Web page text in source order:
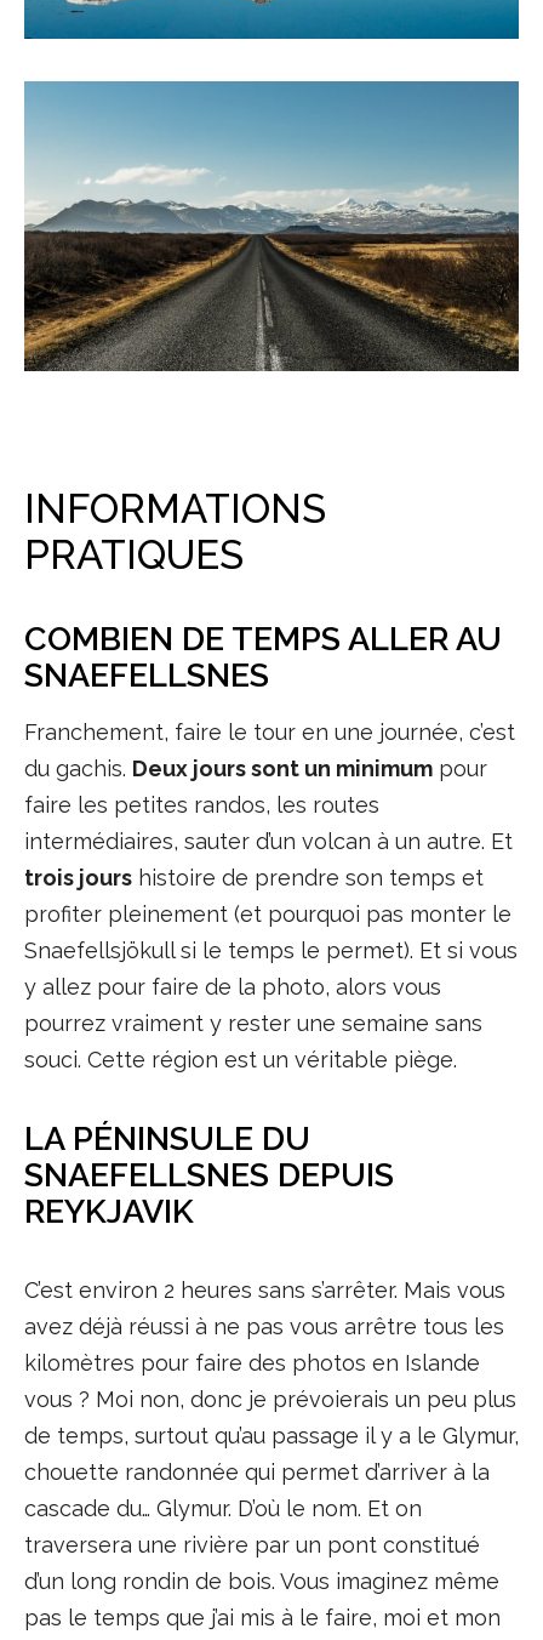
INFORMATIONS
PRATIQUES
COMBIEN DE TEMPS ALLER AU
SNAEFELLSNES
Franchement, faire le tour en une journée, c’est
du gachis. Deux jours sont un minimum pour
faire les petites randos, les routes
intermédiaires, sauter d’un volcan à un autre. Et
trois jours histoire de prendre son temps et
profiter pleinement (et pourquoi pas monter le
Snaefellsjökull si le temps le permet). Et si vous
y allez pour faire de la photo, alors vous
pourrez vraiment y rester une semaine sans
souci. Cette région est un véritable piège.
LA PÉNINSULE DU
SNAEFELLSNES DEPUIS
REYKJAVIK
C’est environ 2 heures sans s’arrêter. Mais vous
avez déjà réussi à ne pas vous arrêtre tous les
kilomètres pour faire des photos en Islande
vous ? Moi non, donc je prévoierais un peu plus
de temps, surtout qu’au passage il y a le Glymur,
chouette randonnée qui permet d’arriver à la
cascade du… Glymur. D’où le nom. Et on
traversera une rivière par un pont constitué
d’un long rondin de bois. Vous imaginez même
pas le temps que j’ai mis à le faire, moi et mon